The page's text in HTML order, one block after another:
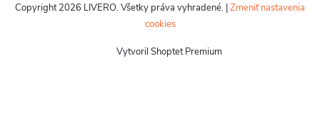
Vytvoril Shoptet Premium
Copyright 2026 LIVERO. Všetky práva vyhradené. |Zmeniť nastavenia
cookies